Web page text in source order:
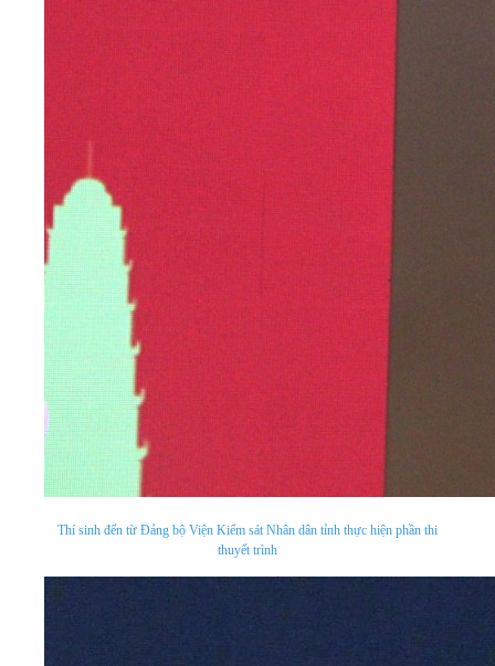
Thí sinh đến từ Đảng bộ Viện Kiểm sát Nhân dân tỉnh thực hiện phần thi
thuyết trình